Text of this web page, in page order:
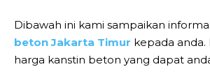
Dibawah ini kami sampaikan
beton Jakarta Timur kepada
harga kanstin beton yang dapat